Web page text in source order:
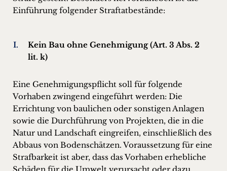
Einführung folgender Straftatbestände:
Kein Bau ohne Genehmigung (Art. 3 Abs. 2
lit. k)
Eine Genehmigungspflicht soll für folgende
Vorhaben zwingend eingeführt werden: Die
Errichtung von baulichen oder sonstigen Anlagen
sowie die Durchführung von Projekten, die in die
Natur und Landschaft eingreifen, einschließlich des
Abbaus von Bodenschätzen. Voraussetzung für eine
Strafbarkeit ist aber, dass das Vorhaben erhebliche